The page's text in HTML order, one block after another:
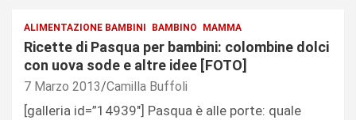
ALIMENTAZIONE BAMBINI BAMBINO MAMMA
Ricette di Pasqua per bambini: colombine dolci
con uova sode e altre idee [FOTO]
7 Marzo 2013 Camilla Buffoli
[galleria id=”14939″] Pasqua è alle porte: quale